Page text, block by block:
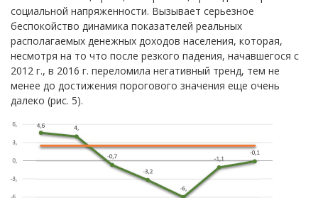
социальной напряженности. Вызывает серьезное
беспокойство динамика показателей реальных
располагаемых денежных доходов населения, которая,
несмотря на то что после резкого падения, начавшегося с
2012 г., в 2016 г. переломила негативный тренд, тем не
менее до достижения порогового значения еще очень
далеко (рис. 5).